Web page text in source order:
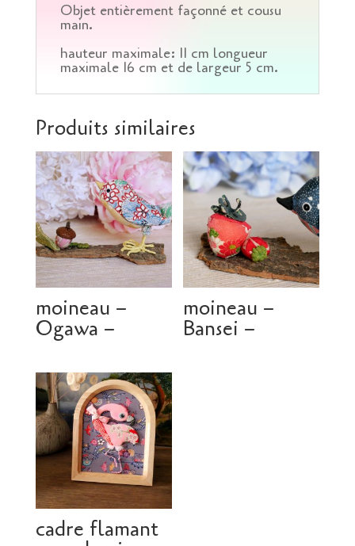
Objet entièrement façonné et cousu
main.
hauteur maximale: 11 cm longueur
maximale 16 cm et de largeur 5 cm.
Produits similaires
moineau –
Ogawa –
moineau –
Bansei –
cadre flamant